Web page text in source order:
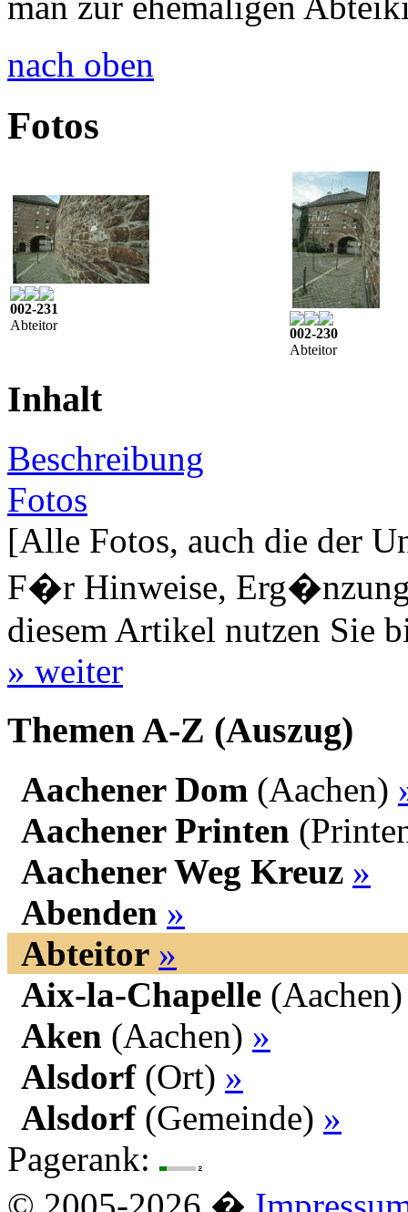
nach oben
Fotos
002-231
Abteitor
002-230
Abteitor
Inhalt
Beschreibung
Fotos
[Alle Fotos, auch die der
F�r Hinweise,
diesem Artikel nutzen Sie
» weiter
Themen A-Z (Auszug)
Aachener Dom (Aachen)
Aachener Printen
Aachener Weg Kreuz »
Abenden »
Abteitor »
Aix-la-Chapelle
Aken (Aachen) »
Alsdorf(Ort) »
Alsdorf(Gemeinde) »
Pagerank: